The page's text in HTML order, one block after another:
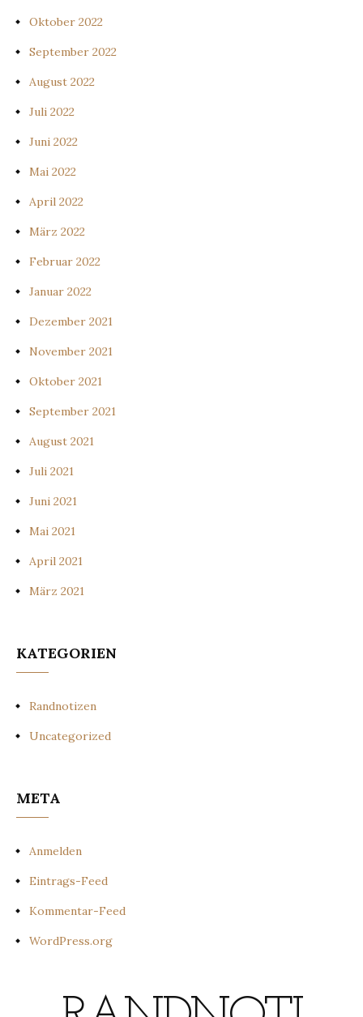
Oktober 2022
September 2022
August 2022
Juli 2022
Juni 2022
Mai 2022
April 2022
März 2022
Februar 2022
Januar 2022
Dezember 2021
November 2021
Oktober 2021
September 2021
August 2021
Juli 2021
Juni 2021
Mai 2021
April 2021
März 2021
KATEGORIEN
Randnotizen
Uncategorized
META
Anmelden
Eintrags-Feed
Kommentar-Feed
WordPress.org